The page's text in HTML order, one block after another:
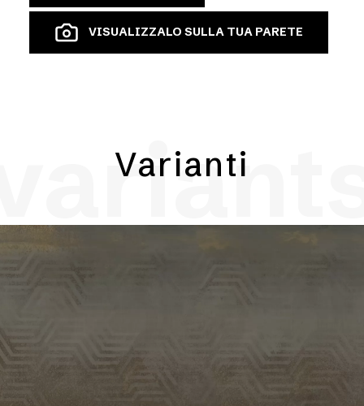
VISUALIZZALO SULLA TUA PARETE
Varianti